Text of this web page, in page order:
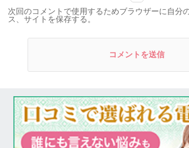
次回のコメントで使用するためブラウザーに自分
ス、サイトを保存する。